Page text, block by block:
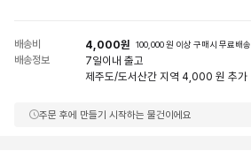
배송비 4,000원 100,000 원 이상 구매시 무료배송
배송정보 7일이내 출고
제주도/도서산간 지역 4,000 원 추가
주문 후에 만들기 시작하는 물건이에요